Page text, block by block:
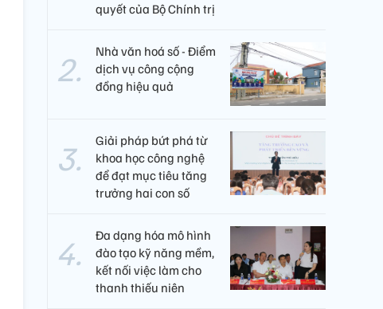
quyết của Bộ Chính trị
Nhà văn hoá số - Điểm
dịch vụ công cộng
đồng hiệu quả
Giải pháp bứt phá từ
khoa học công nghệ
để đạt mục tiêu tăng
trưởng hai con số
Đa dạng hóa mô hình
đào tạo kỹ năng mềm,
kết nối việc làm cho
thanh thiếu niên